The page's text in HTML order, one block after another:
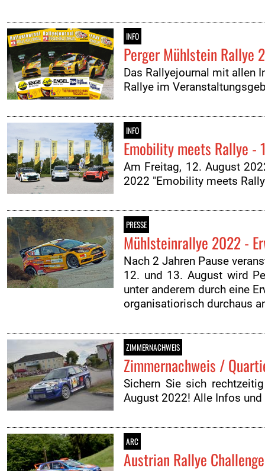
INFO
Perger Mühlstein Rallye
Das Rallyejournal mit allen
Rallye im
INFO
Emobility meets Rallye -
Am Freitag, 12. August
2022 "Emobility meets
PRESSE
Mühlsteinrallye 2022 -
Nach 2 Jahren Pause
12. und 13. August wird
unter anderem durch eine
organisatiorisch durchaus
ZIMMERNACHWEIS
Zimmernachweis /
Sichern Sie sich
August 2022! Alle Infos
ARC
Austrian Rallye